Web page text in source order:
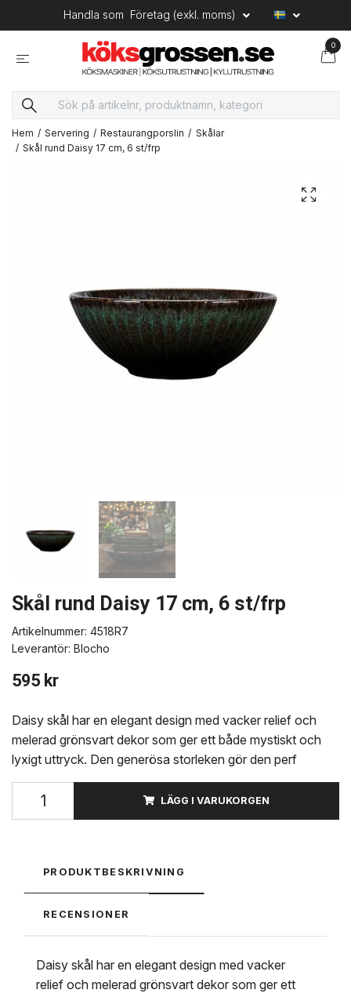
Handla som Företag (exkl. moms)
0
Hem Servering Restaurangporslin
Skålar
Skål rund Daisy 17 cm, 6 st/frp
Skål rund Daisy 17 cm, 6 st/frp
Artikelnummer: 4518R7
Leverantör: Blocho
595 kr
Daisy skål har en elegant design med vacker relief och
melerad grönsvart dekor som ger ett både mystiskt och
lyxigt uttryck. Den generösa storleken gör den perf
LÄGG I VARUKORGEN
PRODUKTBESKRIVNING
RECENSIONER
Daisy skål har en elegant design med vacker
relief och melerad grönsvart dekor som ger ett